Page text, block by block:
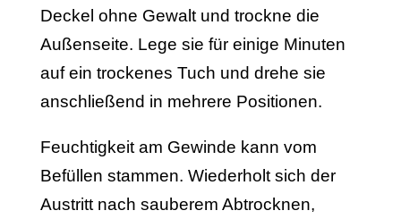
Deckel ohne Gewalt und trockne die
Außenseite. Lege sie für einige Minuten
auf ein trockenes Tuch und drehe sie
anschließend in mehrere Positionen.
Feuchtigkeit am Gewinde kann vom
Befüllen stammen. Wiederholt sich der
Austritt nach sauberem Abtrocknen,